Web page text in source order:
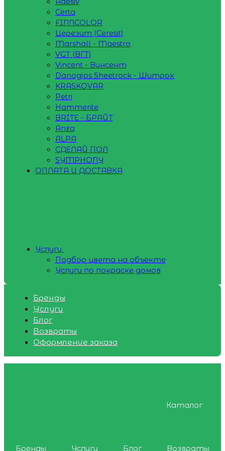
Certa
FINNCOLOR
Церезит (Ceresit)
Marshall - Maestro
VGT (ВГТ)
Vincent - Винсент
Danogips Sheetrock - Шитрок
KRASKOVAR
Petri
Hammerite
BRITE - БРАЙТ
Anza
ALPA
СДЕЛАЙ ПОЛ
SYMPHONY
ОПЛАТА И ДОСТАВКА
Услуги
Подбор цвета на объекте
Услуги по покраске домов
Бренды
Услуги
Блог
Возвраты
Оформление заказа
Каталог
Бренды Услуги Блог
Возвраты